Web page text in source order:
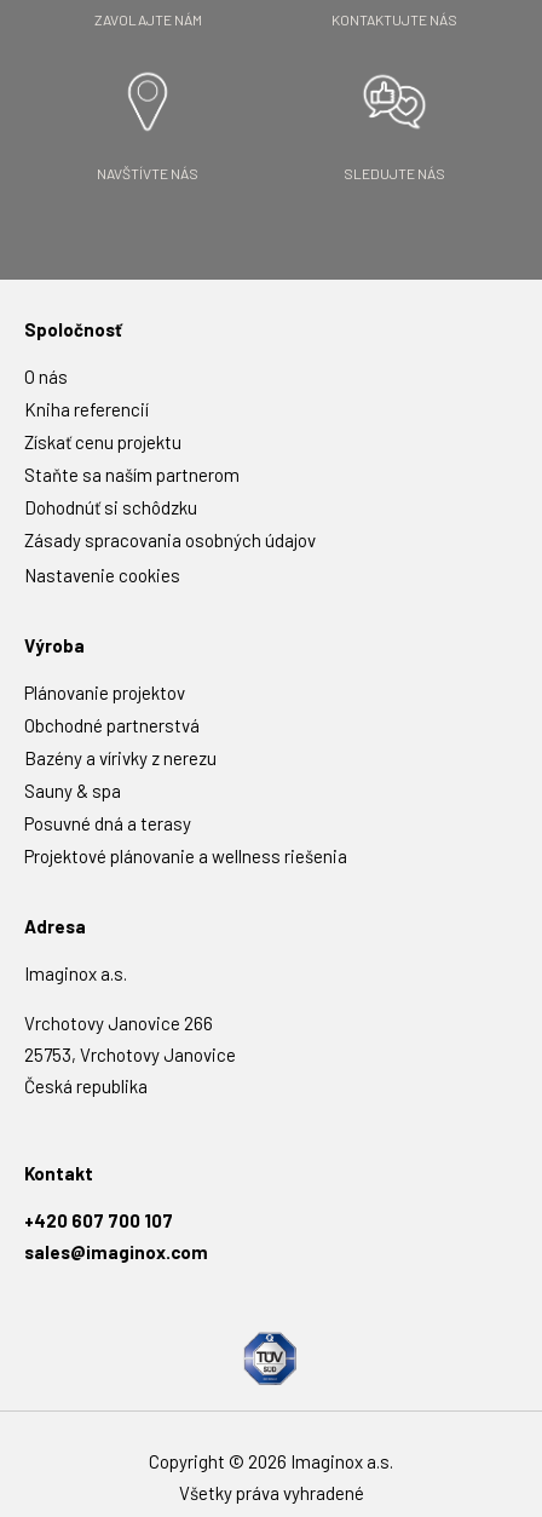
ZAVOLAJTE NÁM KONTAKTUJTE NÁS
NAVŠTÍVTE NÁS SLEDUJTE NÁS
Spoločnosť
O nás
Kniha referencií
Získať cenu projektu
Staňte sa naším partnerom
Dohodnúť si schôdzku
Zásady spracovania osobných údajov
Nastavenie cookies
Výroba
Plánovanie projektov
Obchodné partnerstvá
Bazény a vírivky z nerezu
Sauny & spa
Posuvné dná a terasy
Projektové plánovanie a wellness riešenia
Adresa
Imaginox a.s.
Vrchotovy Janovice 266
25753, Vrchotovy Janovice
Česká republika
Kontakt
+420 607 700 107
sales@imaginox.com
Copyright © 2026 Imaginox a.s.
Všetky práva vyhradené